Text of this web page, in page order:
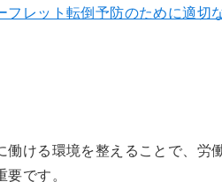
フレット転倒予防のために適切
働ける環境を整えることで、労
です。